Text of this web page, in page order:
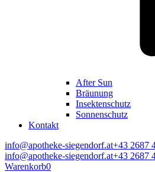
After Sun
Bräunung
Insektenschutz
Sonnenschutz
Kontakt
info@apotheke-siegendorf.at+43 2687
info@apotheke-siegendorf.at+43 2687
Warenkorb0